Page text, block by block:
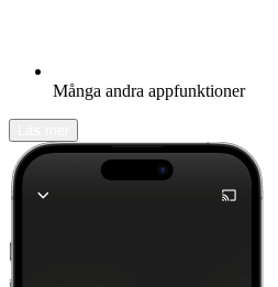
Många andra appfunktioner